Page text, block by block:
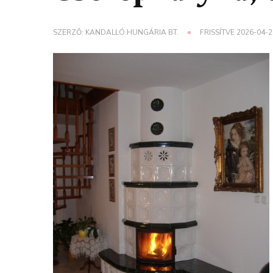
SZERZŐ: KANDALLÓ HUNGÁRIA BT. FRISSÍTVE 2026-04-